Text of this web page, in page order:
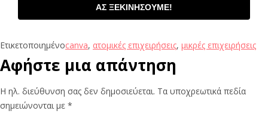
ΑΣ ΞΕΚΙΝΗΣΟΥΜΕ!
Ετικετοποιημένοcanva, ατομικές επιχειρήσεις, μικρές επιχειρήσεις
Αφήστε μια απάντηση
Η ηλ. διεύθυνση σας δεν δημοσιεύεται. Τα υποχρεωτικά πεδία
σημειώνονται με *